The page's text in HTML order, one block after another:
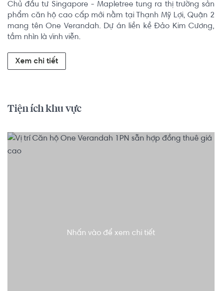
Chủ đầu tư Singapore - Mapletree tung ra thị trường sản
phẩm căn hộ cao cấp mới nằm tại Thạnh Mỹ Lợi, Quận 2
mang tên One Verandah. Dự án liền kề Đảo Kim Cương,
tầm nhìn là vĩnh viễn.
Xem chi tiết
Tiện ích khu vực
Nhấn vào để xem chi tiết